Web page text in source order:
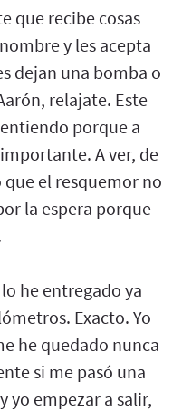
que recibe cosas
y les acepta
dejan una bomba o
relajate. Este
porque a
A ver, de
que el resquemor no
la espera porque
he entregado ya
Exacto. Yo
he quedado nunca
si me pasó una
yo empezar a salir,